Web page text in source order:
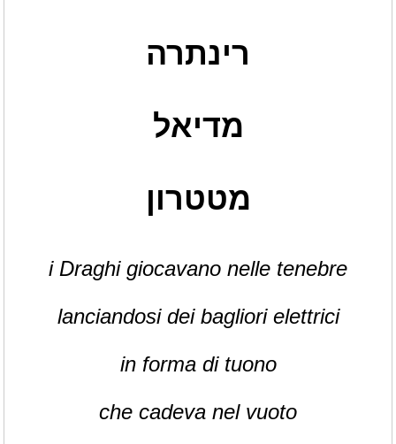
רינתרה
מדיאל
מטטרון
i Draghi giocavano nelle tenebre
lanciandosi dei bagliori elettrici
in forma di tuono
che cadeva nel vuoto